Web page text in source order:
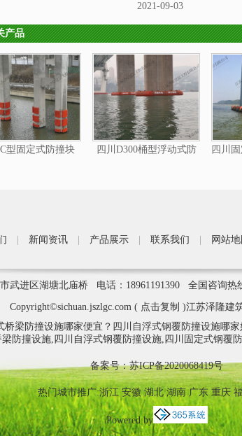
2021-09-03
产品
型固定式防撞块
四川D300桶型浮动式防
四川
新闻资讯 产品展示 联系我们 网站地
武进区湖塘北庙桥 电话：18961191390 全国咨询热
Copyright©sichuan.jszlgc.com ( 点击复制 )江苏泽隆建
梁防撞设施哪家便宜？四川自浮式钢覆防撞设施哪
防撞设施,四川自浮式钢覆防撞设施,四川固定式钢覆
备案号：苏ICP备2020068419号
热门城市推广:浙江 安徽 湖北 湖南 广东 重庆
Powered by